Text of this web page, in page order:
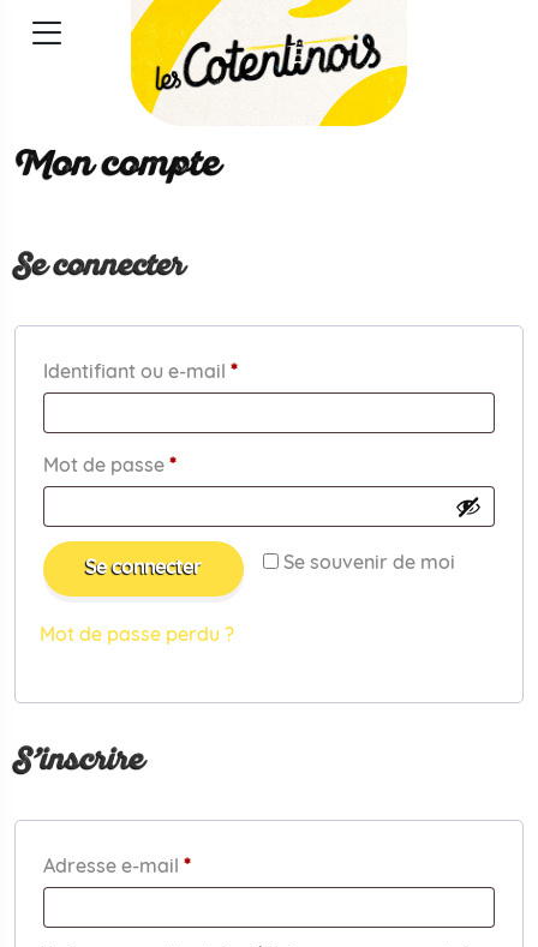
Mon compte
Se connecter
Identifiant ou e-mail *Obligatoire
Mot de passe *Obligatoire
Se souvenir de moi
Se connecter
Mot de passe perdu ?
S’inscrire
Adresse e-mail *Obligatoire